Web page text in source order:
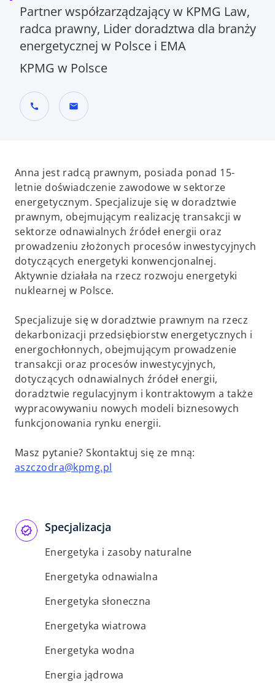
Partner współzarządzający w KPMG Law,
radca prawny, Lider doradztwa dla branży
energetycznej w Polsce i EMA
KPMG w Polsce
call mail
Anna jest radcą prawnym, posiada ponad 15-
letnie doświadczenie zawodowe w sektorze
energetycznym. Specjalizuje się w doradztwie
prawnym, obejmującym realizację transakcji w
sektorze odnawialnych źródeł energii oraz
prowadzeniu złożonych procesów inwestycyjnych
dotyczących energetyki konwencjonalnej.
Aktywnie działała na rzecz rozwoju energetyki
nuklearnej w Polsce.
Specjalizuje się w doradztwie prawnym na rzecz
dekarbonizacji przedsiębiorstw energetycznych i
energochłonnych, obejmującym prowadzenie
transakcji oraz procesów inwestycyjnych,
dotyczących odnawialnych źródeł energii,
doradztwie regulacyjnym i kontraktowym a także
wypracowywaniu nowych modeli biznesowych
funkcjonowania rynku energii.
Masz pytanie? Skontaktuj się ze mną:
aszczodra@kpmg.pl
Specjalizacja
Energetyka i zasoby naturalne
Energetyka odnawialna
Energetyka słoneczna
Energetyka wiatrowa
Energetyka wodna
Energia jądrowa